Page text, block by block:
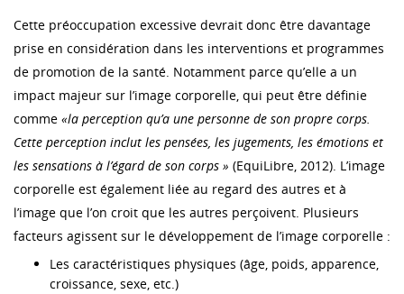
Cette préoccupation excessive devrait donc être davantage
prise en considération dans les interventions et programmes
de promotion de la santé. Notamment parce qu’elle a un
impact majeur sur l’image corporelle, qui peut être définie
comme «la perception qu’a une personne de son propre corps.
Cette perception inclut les pensées, les jugements, les émotions et
les sensations à l’égard de son corps » (EquiLibre, 2012). L’image
corporelle est également liée au regard des autres et à
l’image que l’on croit que les autres perçoivent. Plusieurs
facteurs agissent sur le développement de l’image corporelle :
Les caractéristiques physiques (âge, poids, apparence,
croissance, sexe, etc.)